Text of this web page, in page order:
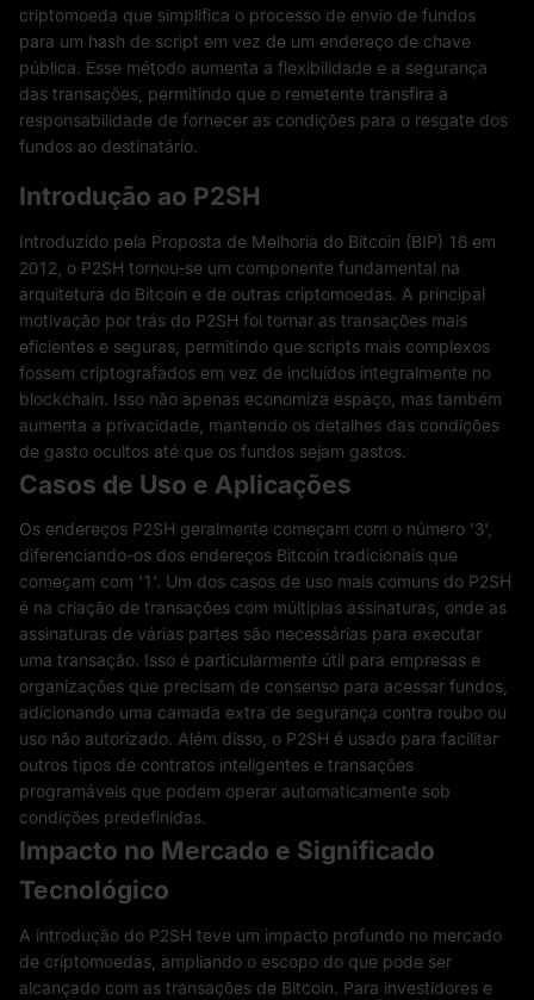
criptomoeda que simplifica o processo de envio de fundos
para um hash de script em vez de um endereço de chave
pública. Esse método aumenta a flexibilidade e a segurança
das transações, permitindo que o remetente transfira a
responsabilidade de fornecer as condições para o resgate dos
fundos ao destinatário.
Introdução ao P2SH
Introduzido pela Proposta de Melhoria do Bitcoin (BIP) 16 em
2012, o P2SH tornou-se um componente fundamental na
arquitetura do Bitcoin e de outras criptomoedas. A principal
motivação por trás do P2SH foi tornar as transações mais
eficientes e seguras, permitindo que scripts mais complexos
fossem criptografados em vez de incluídos integralmente no
blockchain. Isso não apenas economiza espaço, mas também
aumenta a privacidade, mantendo os detalhes das condições
de gasto ocultos até que os fundos sejam gastos.
Casos de Uso e Aplicações
Os endereços P2SH geralmente começam com o número '3',
diferenciando-os dos endereços Bitcoin tradicionais que
começam com '1'. Um dos casos de uso mais comuns do P2SH
é na criação de transações com múltiplas assinaturas, onde as
assinaturas de várias partes são necessárias para executar
uma transação. Isso é particularmente útil para empresas e
organizações que precisam de consenso para acessar fundos,
adicionando uma camada extra de segurança contra roubo ou
uso não autorizado. Além disso, o P2SH é usado para facilitar
outros tipos de contratos inteligentes e transações
programáveis ​​que podem operar automaticamente sob
condições predefinidas.
Impacto no Mercado e Significado
Tecnológico
A introdução do P2SH teve um impacto profundo no mercado
de criptomoedas, ampliando o escopo do que pode ser
alcançado com as transações de Bitcoin. Para investidores e